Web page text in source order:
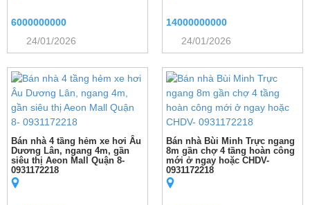
6000000000
24/01/2026
14000000000
24/01/2026
Bán nhà 4 tầng hẻm xe hơi Âu
Dương Lân, ngang 4m, gần
siêu thị Aeon Mall Quận 8-
0931172218
Bán nhà Bùi Minh Trực ngang
8m gần chợ 4 tầng hoàn công
mới ở ngay hoặc CHDV-
0931172218